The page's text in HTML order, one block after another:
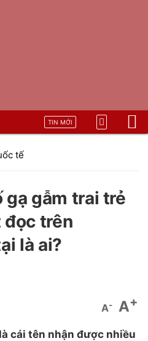
TIN MỚI
tế
gạ gẫm trai trẻ
trên
là ai?
A- A+
cái tên nhận được nhiều